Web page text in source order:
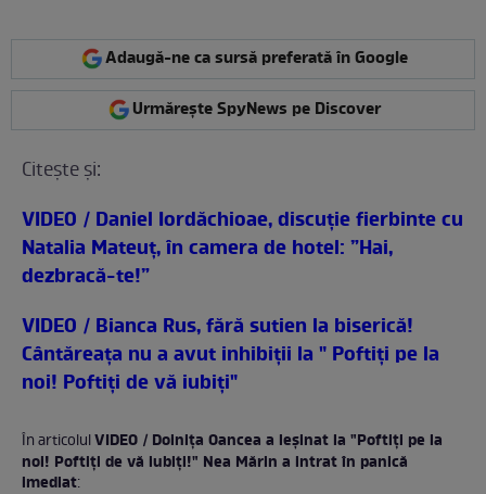
Adaugă-ne ca sursă preferată în Google
Urmărește SpyNews pe Discover
Citeşte şi:
VIDEO / Daniel Iordăchioae, discuţie fierbinte cu
Natalia Mateuț, în camera de hotel: ”Hai,
dezbracă-te!”
VIDEO / Bianca Rus, fără sutien la biserică!
Cântăreaţa nu a avut inhibiţii la " Poftiți pe la
noi! Poftiți de vă iubiți"
În articolulVIDEO / Doinița Oancea a leşinat la "Poftiţi pe la
noi! Poftiţi de vă iubiţi!" Nea Mărin a intrat în panică
imediat: